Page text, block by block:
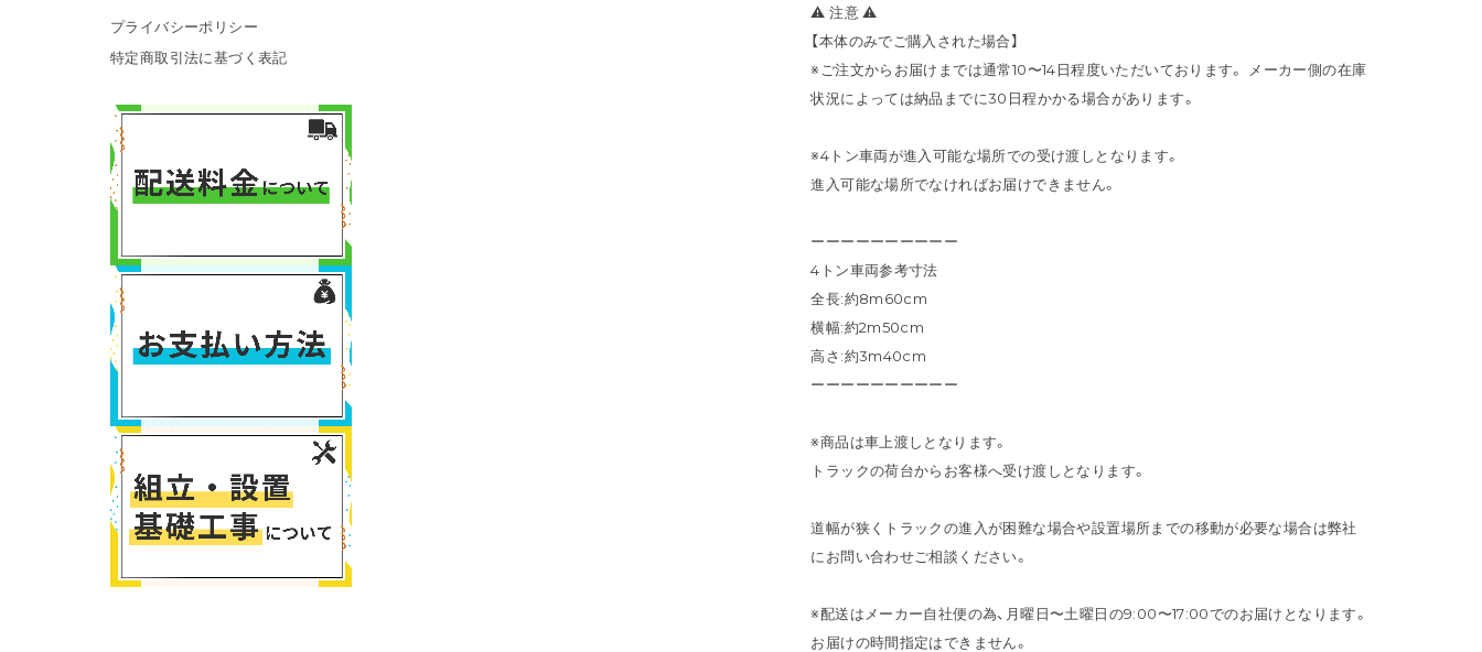
プライバシーポリシー
特定商取引法に基づく表記
⚠ 注意 ⚠
【本体のみでご購入された場合】
※ご注文からお届けまでは通常10〜14日程度いただいております。 メーカー側の在庫
状況によっては納品までに30日程かかる場合があります。
※4トン車両が進入可能な場所での受け渡しとなります。
進入可能な場所でなければお届けできません。
ーーーーーーーーーー
4トン車両参考寸法
全長:約8m60cm
横幅:約2m50cm
高さ:約3m40cm
ーーーーーーーーーー
※商品は車上渡しとなります。
トラックの荷台からお客様へ受け渡しとなります。
道幅が狭くトラックの進入が困難な場合や設置場所までの移動が必要な場合は弊社
にお問い合わせご相談ください。
※配送はメーカー自社便の為、月曜日〜土曜日の9:00〜17:00でのお届けとなります。
お届けの時間指定はできません。